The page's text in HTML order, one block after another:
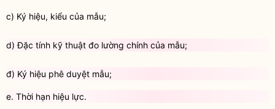
c) Ký hiệu, kiểu của mẫu;
d)Đặc tính kỹ thuật đo lường chính của mẫu;
đ) Ký hiệu phê duyệt mẫu;
e. Thời hạn hiệu lực.